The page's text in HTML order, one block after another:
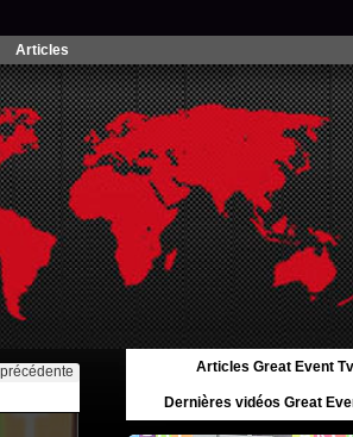
Articles
Articles Great Event Tv
Dernières vidéos Great